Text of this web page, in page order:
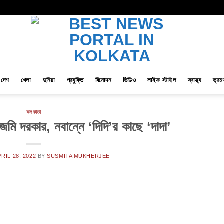
দেশ খেলা দুনিয়া প্রযুক্তি বিনোদন ভিডিও লাইফ স্টাইল স্বাস্থ্য
কলকাতা
দরকার, নবান্নে ‘দিদি’র কাছে ‘দাদা’
28, 2022 BYSUSMITA MUKHERJEE